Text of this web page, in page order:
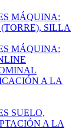
MÁQUINA:
SILLA
MÁQUINA:
A LA
SUELO,
A LA